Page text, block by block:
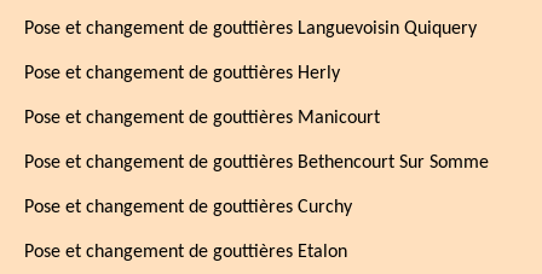
Pose et changement de gouttières Languevoisin Quiquery
Pose et changement de gouttières Herly
Pose et changement de gouttières Manicourt
Pose et changement de gouttières Bethencourt Sur Somme
Pose et changement de gouttières Curchy
Pose et changement de gouttières Etalon